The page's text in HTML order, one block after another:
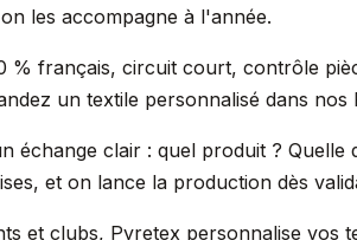
les accompagne à l'année.
% français, circuit court, contrôle
un textile personnalisé dans nos
clair : quel produit ? Quelle
et on lance la production dès
et clubs, Pyretex personnalise vos